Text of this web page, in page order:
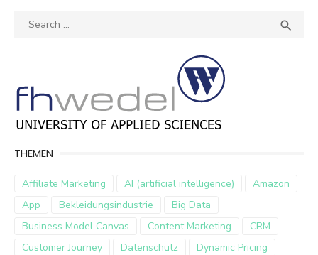
Search

THEMEN
Affiliate Marketing AI (artificial intelligence)
Amazon
App
Bekleidungsindustrie
Big Data
Business Model Canvas
Content Marketing
CRM
Customer Journey
Datenschutz
Dynamic Pricing